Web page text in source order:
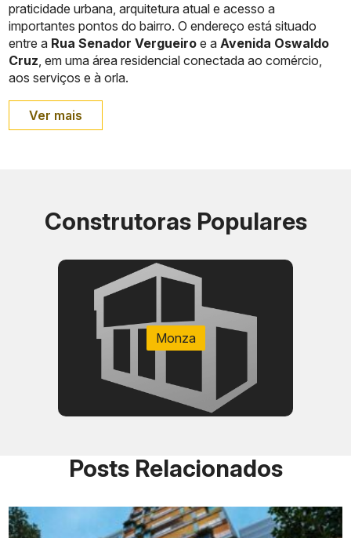
praticidade urbana, arquitetura atual e acesso a
importantes pontos do bairro. O endereço está situado
entre a Rua Senador Vergueiro e aAvenida Oswaldo
Cruz, em uma área residencial conectada ao comércio,
aos serviços e à orla.
Ver mais
Construtoras Populares
Monza
Posts Relacionados